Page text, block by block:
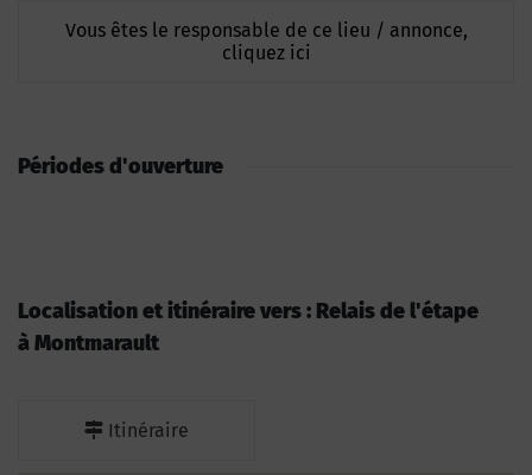
Vous êtes le responsable de ce lieu / annonce,
cliquez ici
Périodes d'ouverture
Localisation et itinéraire vers : Relais de l'étape
à Montmarault
Itinéraire